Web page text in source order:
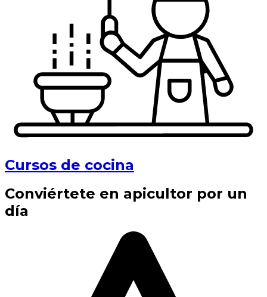
Cursos de cocina
Conviértete en apicultor por un
día